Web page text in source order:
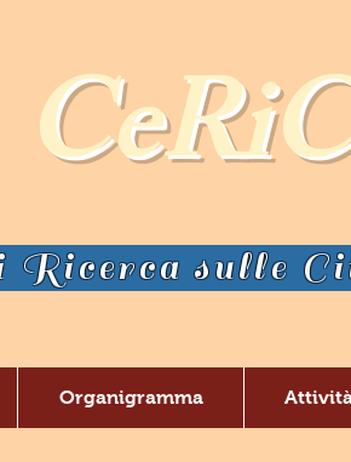
Ricerca sulle
Organigramma